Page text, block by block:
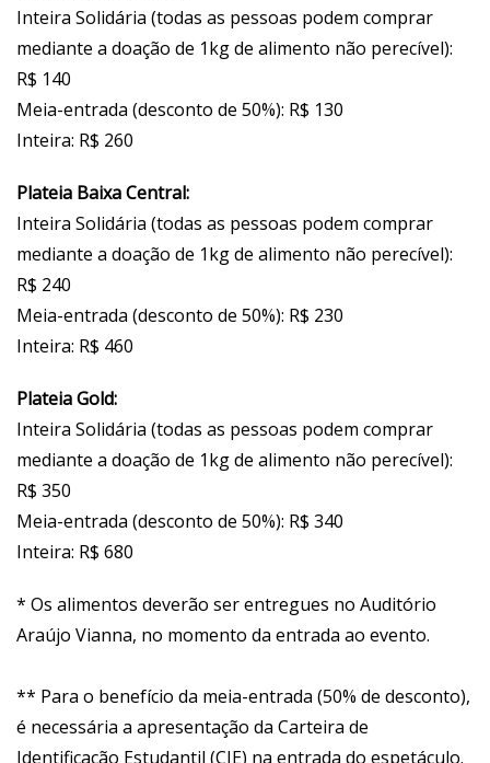
Inteira Solidária (todas as pessoas podem comprar
mediante a doação de 1kg de alimento não perecível):
R$ 140
Meia-entrada (desconto de 50%): R$ 130
Inteira: R$ 260
Plateia Baixa Central:
Inteira Solidária (todas as pessoas podem comprar
mediante a doação de 1kg de alimento não perecível):
R$ 240
Meia-entrada (desconto de 50%): R$ 230
Inteira: R$ 460
Plateia Gold:
Inteira Solidária (todas as pessoas podem comprar
mediante a doação de 1kg de alimento não perecível):
R$ 350
Meia-entrada (desconto de 50%): R$ 340
Inteira: R$ 680
* Os alimentos deverão ser entregues no Auditório
Araújo Vianna, no momento da entrada ao evento.
** Para o benefício da meia-entrada (50% de desconto),
é necessária a apresentação da Carteira de
Identificação Estudantil (CIE) na entrada do espetáculo.